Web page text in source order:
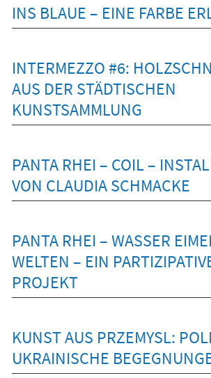
INS BLAUE – EINE FARBE
INTERMEZZO #6:
AUS DER STÄDTISCHEN
KUNSTSAMMLUNG
PANTA RHEI – COIL –
VON CLAUDIA SCHMACKE
PANTA RHEI – WASSER
WELTEN – EIN
PROJEKT
KUNST AUS PRZEMYSL:
UKRAINISCHE